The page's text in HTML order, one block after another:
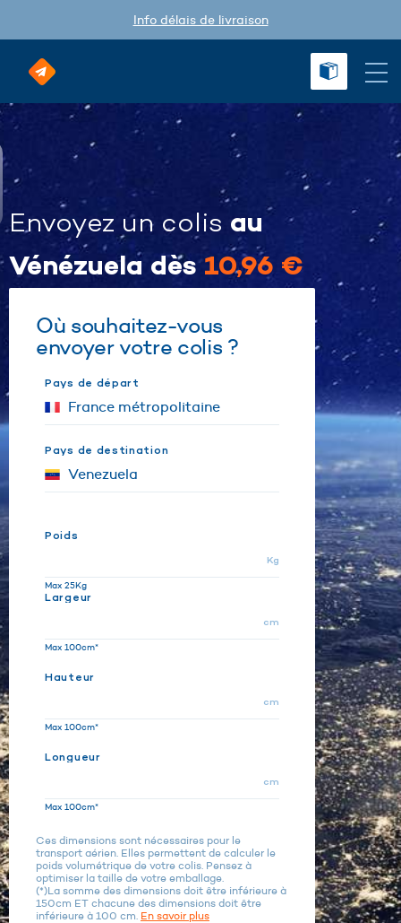
Info délais de livraison
Envoyez un colis au
Vénézuela dès10,96 €
Où souhaitez-vous
envoyer votre colis ?
Pays de départ
Pays de destination
Poids
Kg
Max 25Kg
Largeur
cm
Max 100cm*
Hauteur
cm
Max 100cm*
Longueur
cm
Max 100cm*
Ces dimensions sont nécessaires pour le
transport aérien. Elles permettent de calculer le
poids volumétrique de votre colis. Pensez à
optimiser la taille de votre emballage.
(*)La somme des dimensions doit être inférieure à
150cm ET chacune des dimensions doit être
inférieure à 100 cm. En savoir plus